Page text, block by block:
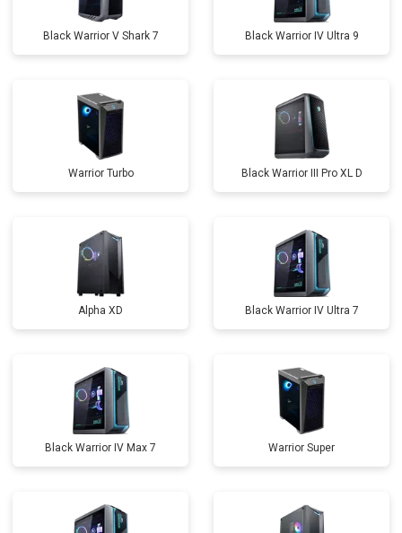
Black Warrior V Shark 7 Black Warrior IV Ultra 9
Warrior Turbo Black Warrior III Pro XL D
Alpha XD Black Warrior IV Ultra 7
Black Warrior IV Max 7 Warrior Super